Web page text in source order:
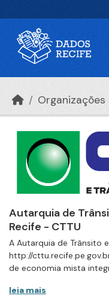
Organizações
Autarquia de
Recife - CTTU
A Autarquia de Trânsito
http://
de economia mista
leia mais